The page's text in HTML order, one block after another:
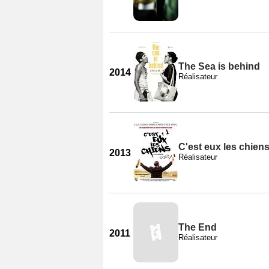
2014
The Sea is behind
Réalisateur
2013
C'est eux les
Réalisateur
2011
The End
Réalisateur